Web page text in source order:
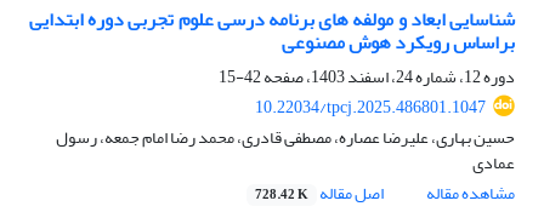
شناسایی ابعاد و مولفه های برنامه درسی علوم تجربی دوره ابتدایی
براساس رویکرد هوش مصنوعی
دوره 12، شماره 24، اسفند 1403، صفحه
42-15
10.22034/tpcj.2025.486801.1047
حسین بهاری، علیرضا عصاره، مصطفی قادری، محمد رضا امام جمعه، رسول
عمادی
مشاهده مقاله
اصل مقاله 728.42 K